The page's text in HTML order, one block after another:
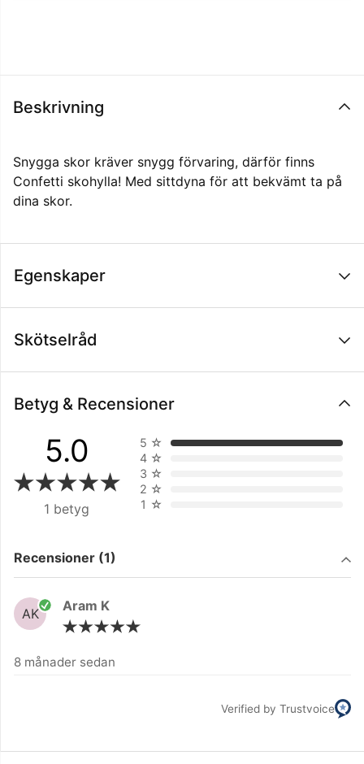
Beskrivning
Snygga skor kräver snygg förvaring, därför finns
Confetti skohylla! Med sittdyna för att bekvämt ta på
dina skor.
Egenskaper
Skötselråd
Betyg & Recensioner
5.0
1 betyg
5 ☆
4 ☆
3 ☆
2 ☆
1 ☆
Recensioner (1)
AK Aram K
8 månader sedan
Verified by Trustvoice